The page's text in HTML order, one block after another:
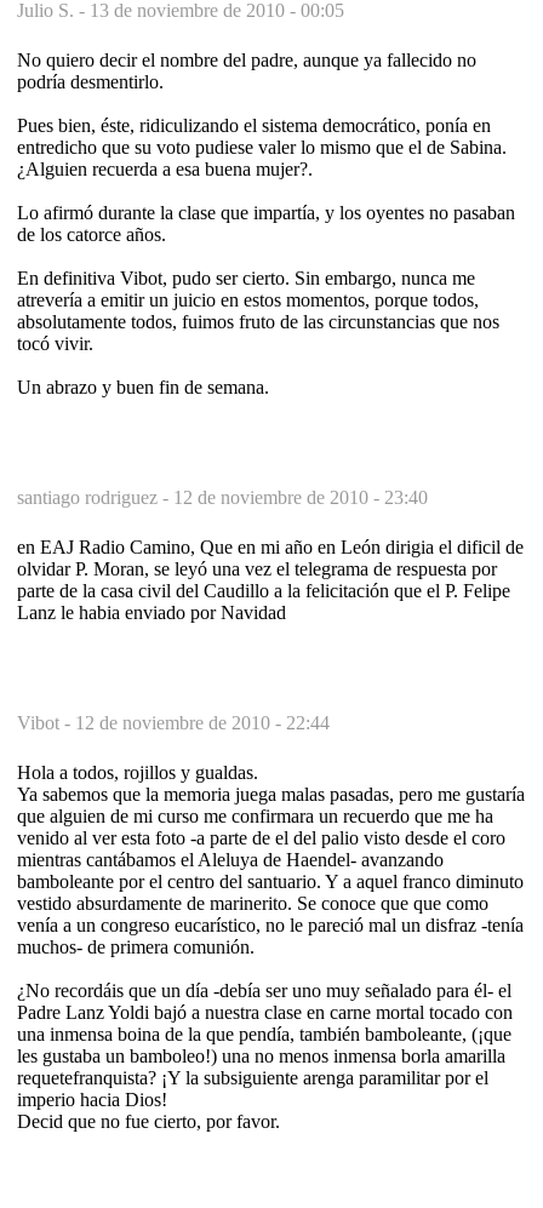
Julio S. - 13 de noviembre de 2010 - 00:05
No quiero decir el nombre del padre, aunque ya fallecido no
podría desmentirlo.
Pues bien, éste, ridiculizando el sistema democrático, ponía en
entredicho que su voto pudiese valer lo mismo que el de Sabina.
¿Alguien recuerda a esa buena mujer?.
Lo afirmó durante la clase que impartía, y los oyentes no pasaban
de los catorce años.
En definitiva Vibot, pudo ser cierto. Sin embargo, nunca me
atrevería a emitir un juicio en estos momentos, porque todos,
absolutamente todos, fuimos fruto de las circunstancias que nos
tocó vivir.
Un abrazo y buen fin de semana.
santiago rodriguez - 12 de noviembre de 2010 - 23:40
en EAJ Radio Camino, Que en mi año en León dirigia el dificil de
olvidar P. Moran, se leyó una vez el telegrama de respuesta por
parte de la casa civil del Caudillo a la felicitación que el P. Felipe
Lanz le habia enviado por Navidad
Vibot - 12 de noviembre de 2010 - 22:44
Hola a todos, rojillos y gualdas.
Ya sabemos que la memoria juega malas pasadas, pero me gustaría
que alguien de mi curso me confirmara un recuerdo que me ha
venido al ver esta foto -a parte de el del palio visto desde el coro
mientras cantábamos el Aleluya de Haendel- avanzando
bamboleante por el centro del santuario. Y a aquel franco diminuto
vestido absurdamente de marinerito. Se conoce que que como
venía a un congreso eucarístico, no le pareció mal un disfraz -tenía
muchos- de primera comunión.
¿No recordáis que un día -debía ser uno muy señalado para él- el
Padre Lanz Yoldi bajó a nuestra clase en carne mortal tocado con
una inmensa boina de la que pendía, también bamboleante, (¡que
les gustaba un bamboleo!) una no menos inmensa borla amarilla
requetefranquista? ¡Y la subsiguiente arenga paramilitar por el
imperio hacia Dios!
Decid que no fue cierto, por favor.